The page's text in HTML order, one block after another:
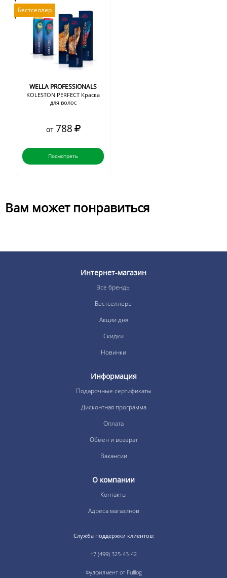
Бестселлер
WELLA PROFESSIONALS
KOLESTON PERFECT Краска
для волос
от 788
Посмотреть
Вам может понравиться
Интернет-магазин
Все бренды
Бестселлеры
Акции дня
Скидки
Новинки
Информация
Подарочные сертификаты
Дисконтная программа
Оплата
Обмен и возврат
Вакансии
О компании
Контакты
Адреса магазинов
Служба поддержки клиентов:
+7 (499) 325-43-42
Фулфилмент от Fulllog